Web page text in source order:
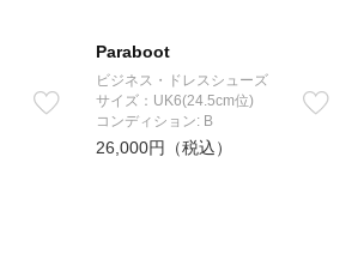
Paraboot
ビジネス・ドレスシューズ
サイズ：UK6(24.5cm位)
コンディション: B
26,000円（税込）